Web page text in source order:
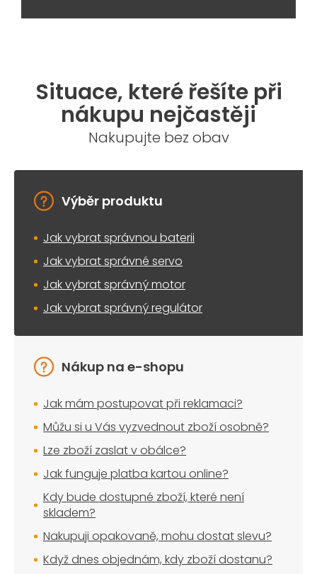
Situace, které řešíte při
nákupu nejčastěji
Nakupujte bez obav
Výběr produktu
Jak vybrat správnou baterii
Jak vybrat správné servo
Jak vybrat správný motor
Jak vybrat správný regulátor
Nákup na e-shopu
Jak mám postupovat při reklamaci?
Můžu si u Vás vyzvednout zboží osobně?
Lze zboží zaslat v obálce?
Jak funguje platba kartou online?
Kdy bude dostupné zboží, které není
skladem?
Nakupuji opakovaně, mohu dostat slevu?
Když dnes objednám, kdy zboží dostanu?